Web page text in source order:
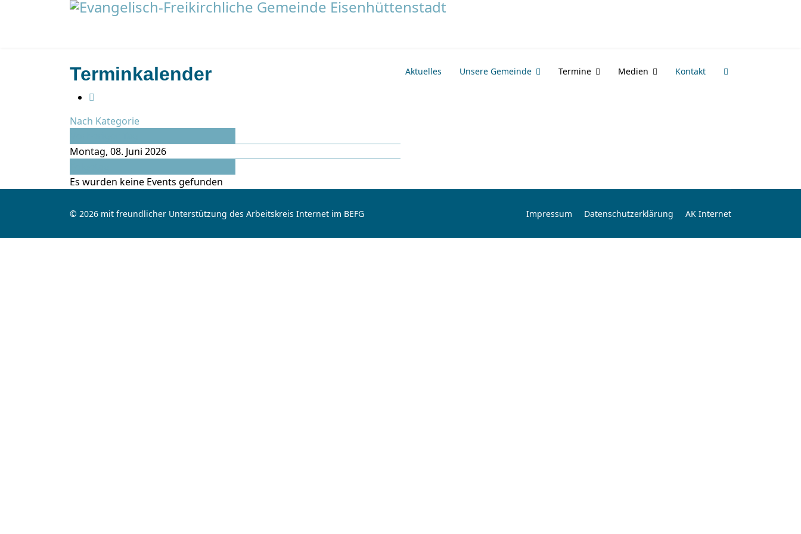
Aktuelles Unsere Gemeinde Termine Medien Kontakt
Terminkalender
Nach Kategorie
Montag, 08. Juni 2026
Es wurden keine Events gefunden
© 2026 mit freundlicher Unterstützung des Arbeitskreis Internet im BEFG Impressum Datenschutzerklärung AK Internet